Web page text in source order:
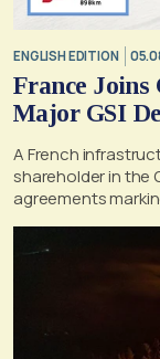
ENGLISH EDITION
France Joins
Major GSI
A French
shareholder in the
agreements